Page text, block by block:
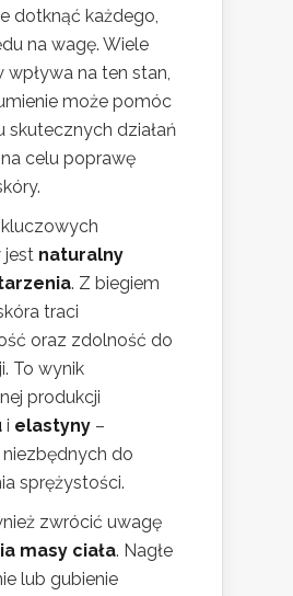
dotknąć każdego,
na wagę. Wiele
wpływa na ten stan,
może pomóc
skutecznych działań
celu poprawę
jest naturalny
. Z biegiem
traci
oraz zdolność do
To wynik
produkcji
i elastyny –
do
sprężystości.
zwrócić uwagę
masy ciała. Nagłe
lub gubienie